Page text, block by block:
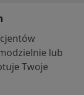
lub
Twoje